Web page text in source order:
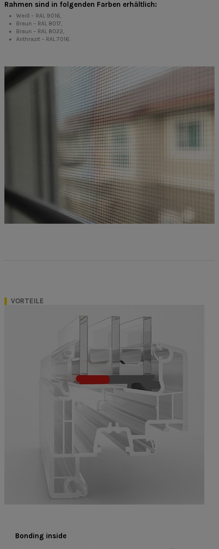
Rahmen sind in folgenden Farben erhältlich:
Weiß – RAL 9016,
Braun – RAL 8017,
Braun – RAL 8022,
Anthrazit – RAL 7016.
VORTEILE
Bonding inside